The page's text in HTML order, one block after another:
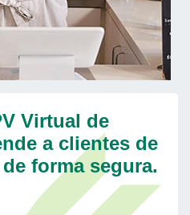
Virtual de
a clientes de
forma segura.